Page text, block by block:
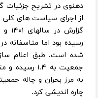
دهنوی در تشریح جزئیات
از اجرای سیاست های
شده است. طبق اعلام
جمعیت به
به مرز بحران و چاله
چاره اندیشی کرد.